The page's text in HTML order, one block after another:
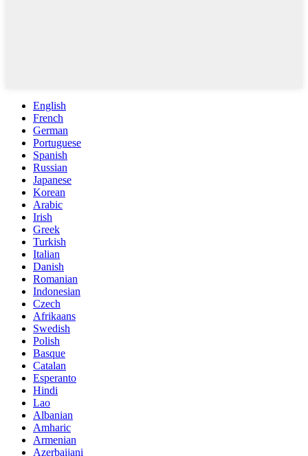
English
French
German
Portuguese
Spanish
Russian
Japanese
Korean
Arabic
Irish
Greek
Turkish
Italian
Danish
Romanian
Indonesian
Czech
Afrikaans
Swedish
Polish
Basque
Catalan
Esperanto
Hindi
Lao
Albanian
Amharic
Armenian
Azerbaijani